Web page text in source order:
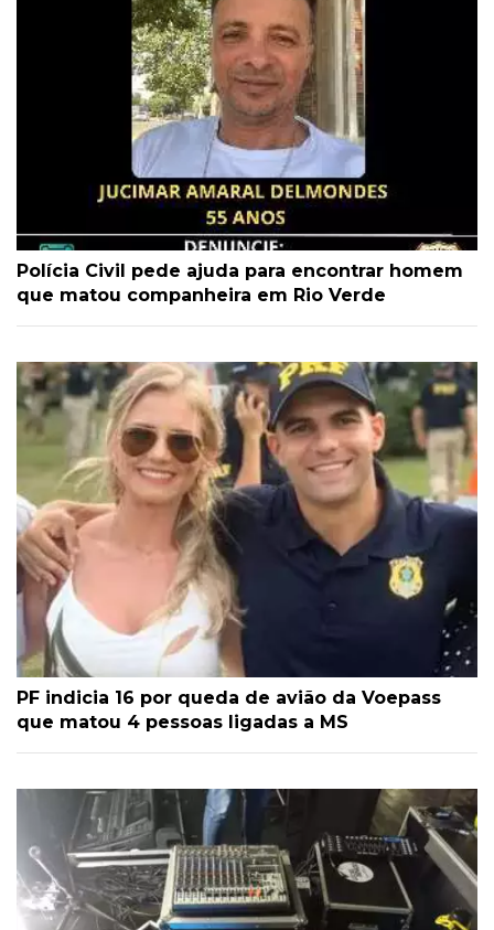
Polícia Civil pede ajuda para encontrar homem
que matou companheira em Rio Verde
PF indicia 16 por queda de avião da Voepass
que matou 4 pessoas ligadas a MS